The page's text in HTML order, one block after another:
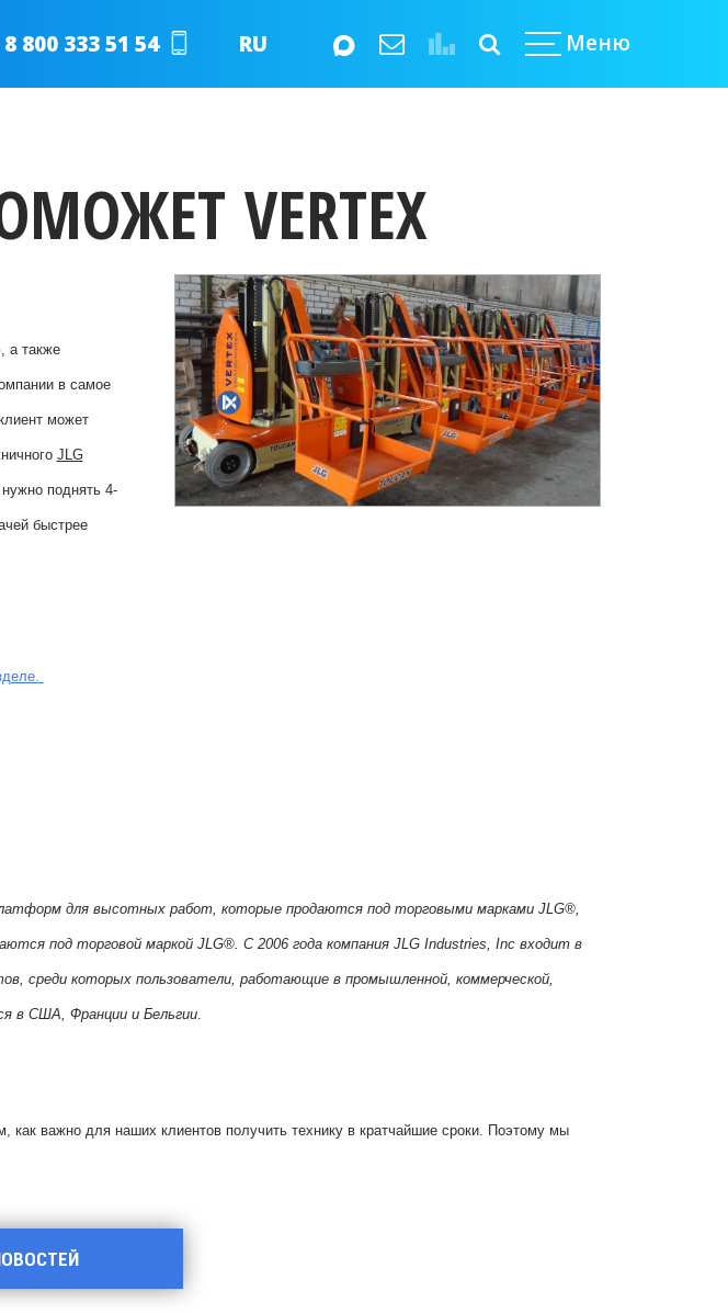
8 800 333 51 54
RU
EN
Меню
VERTEX
а также
в самое
может
JLG
поднять 4-
быстрее
для высотных работ, которые продаются под торговыми марками JLG®,
под торговой маркой JLG®. С 2006 года компания JLG Industries, Inc входит в
среди которых пользователи, работающие в промышленной, коммерческой,
в США, Франции и Бельгии.
важно для наших клиентов получить технику в кратчайшие сроки. Поэтому мы